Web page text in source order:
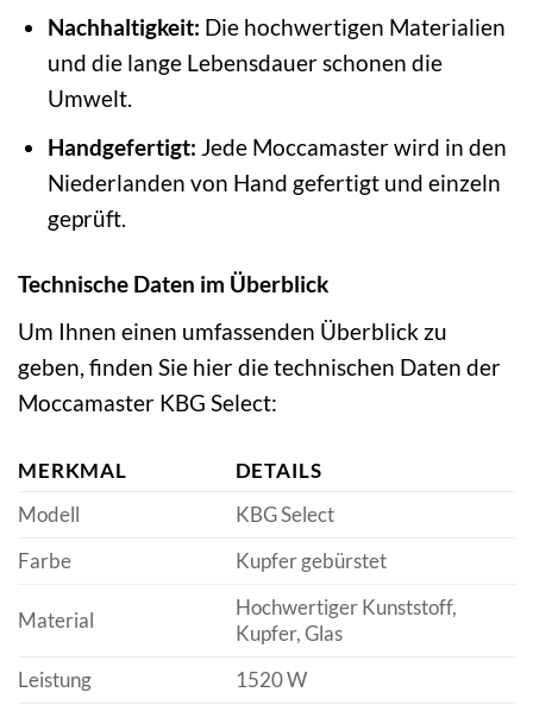
Nachhaltigkeit: Die hochwertigen Materialien
und die lange Lebensdauer schonen die
Umwelt.
Handgefertigt: Jede Moccamaster wird in den
Niederlanden von Hand gefertigt und einzeln
geprüft.
Technische Daten im Überblick
Um Ihnen einen umfassenden Überblick zu
geben, finden Sie hier die technischen Daten der
Moccamaster KBG Select:
MERKMAL
DETAILS
Modell
KBG Select
Farbe
Kupfer gebürstet
Material
Hochwertiger Kunststoff,
Kupfer, Glas
Leistung
1520 W